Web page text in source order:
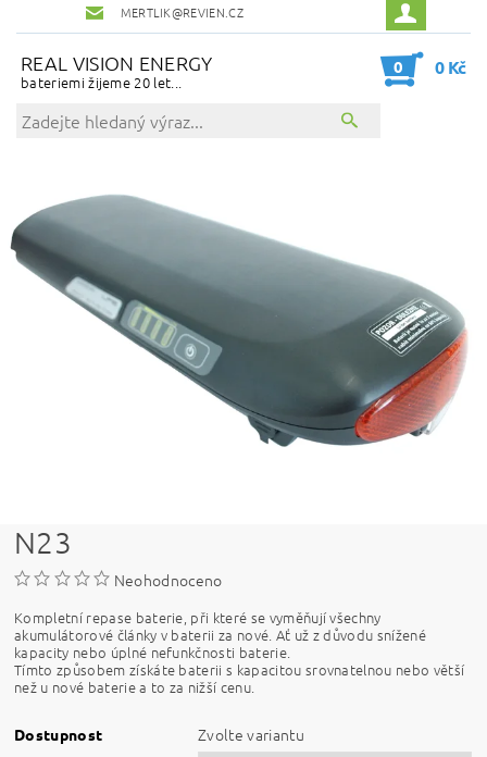
MERTLIK@REVIEN.CZ
REAL VISION ENERGY
bateriemi žijeme 20 let...
0 0 Kč
N23
Neohodnoceno
Kompletní repase baterie, při které se vyměňují všechny
akumulátorové články v baterii za nové. Ať už z důvodu snížené
kapacity nebo úplné nefunkčnosti baterie.
Tímto způsobem získáte baterii s kapacitou srovnatelnou nebo větší
než u nové baterie a to za nižší cenu.
Dostupnost Zvolte variantu